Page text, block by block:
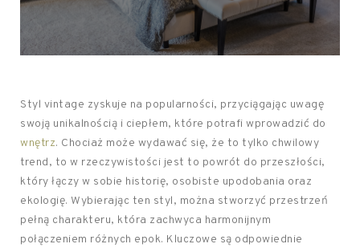
Styl vintage zyskuje na popularności, przyciągając uwagę
swoją unikalnością i ciepłem, które potrafi wprowadzić do
wnętrz. Chociaż może wydawać się, że to tylko chwilowy
trend, to w rzeczywistości jest to powrót do przeszłości,
który łączy w sobie historię, osobiste upodobania oraz
ekologię. Wybierając ten styl, można stworzyć przestrzeń
pełną charakteru, która zachwyca harmonijnym
połączeniem różnych epok. Kluczowe są odpowiednie